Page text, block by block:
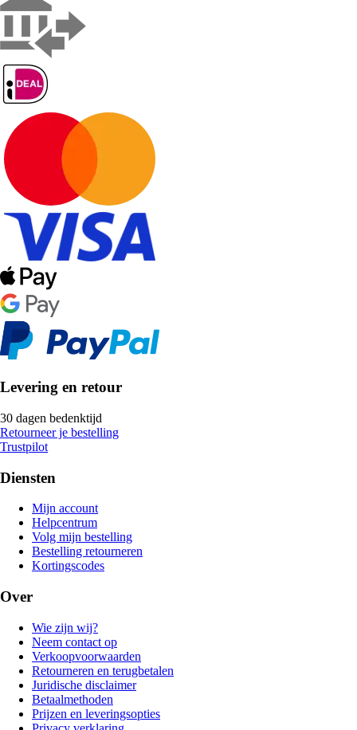
Levering en retour
30 dagen bedenktijd
Retourneer je bestelling
Trustpilot
Diensten
Mijn account
Helpcentrum
Volg mijn bestelling
Bestelling retourneren
Kortingscodes
Over
Wie zijn wij?
Neem contact op
Verkoopvoorwaarden
Retourneren en terugbetalen
Juridische disclaimer
Betaalmethoden
Prijzen en leveringsopties